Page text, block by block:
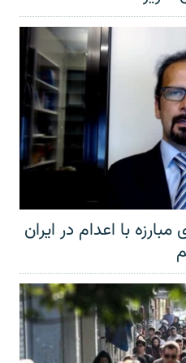
با اعدام در ایران